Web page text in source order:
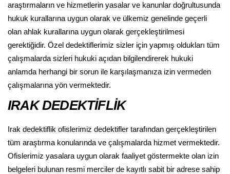
araştırmaların ve hizmetlerin yasalar ve kanunlar doğrultusunda
hukuk kurallarına uygun olarak ve ülkemiz genelinde geçerli
olan ahlak kurallarına uygun olarak gerçekleştirilmesi
gerektiğidir. Özel dedektiflerimiz sizler için yapmış oldukları tüm
çalışmalarda sizleri hukuki açıdan bilgilendirerek hukuki
anlamda herhangi bir sorun ile karşılaşmanıza izin vermeden
çalışmalarına yön vermektedir.
IRAK DEDEKTİFLİK
Irak dedektiflik ofislerimiz dedektifler tarafından gerçekleştirilen
tüm araştırma konularında ve çalışmalarda hizmet vermektedir.
Ofislerimiz yasalara uygun olarak faaliyet göstermekte olan izin
belgeleri bulunan resmi merciler de kayıtlı sabit bir adrese sahip